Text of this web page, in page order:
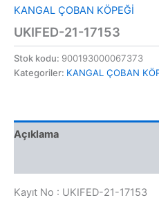
KANGAL ÇOBAN KÖPEĞİ
UKIFED-21-17153
Stok kodu: 900193000067373
Kategoriler: KANGAL ÇOBAN
Açıklama
Kayıt No : UKIFED-21-17153